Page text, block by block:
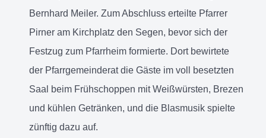
Bernhard Meiler. Zum Abschluss erteilte Pfarrer
Pirner am Kirchplatz den Segen, bevor sich der
Festzug zum Pfarrheim formierte. Dort bewirtete
der Pfarrgemeinderat die Gäste im voll besetzten
Saal beim Frühschoppen mit Weißwürsten, Brezen
und kühlen Getränken, und die Blasmusik spielte
zünftig dazu auf.